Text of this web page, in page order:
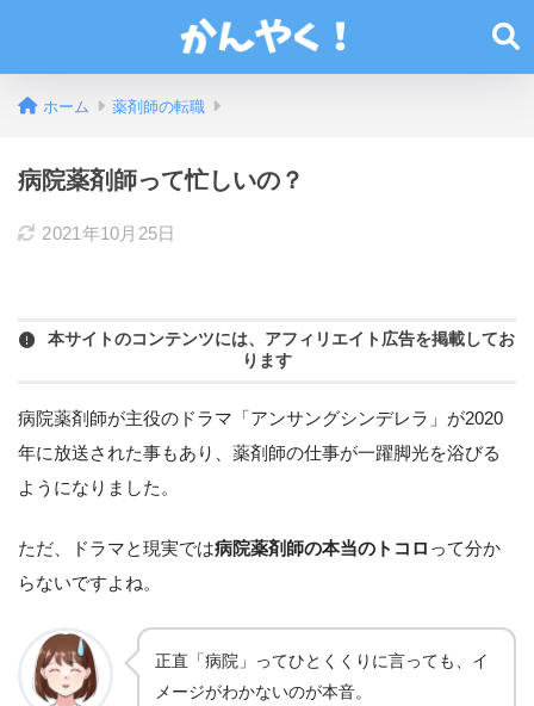
ホーム 薬剤師の転職
病院薬剤師って忙しいの？
2021年10月25日
本サイトのコンテンツには、アフィリエイト広告を掲載してお
ります
病院薬剤師が主役のドラマ「アンサングシンデレラ」が2020
年に放送された事もあり、薬剤師の仕事が一躍脚光を浴びる
ようになりました。
ただ、ドラマと現実では病院薬剤師の本当のトコロ って分か
らないですよね。
正直「病院」ってひとくくりに言っても、イ
メージがわかないのが本音。